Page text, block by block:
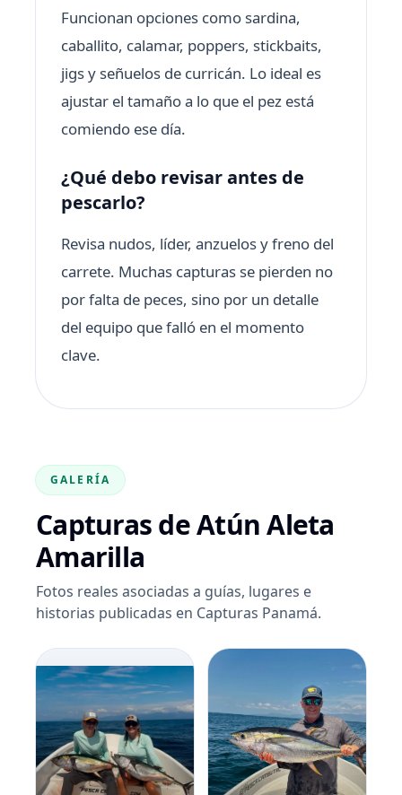
Funcionan opciones como sardina,
caballito, calamar, poppers, stickbaits,
jigs y señuelos de curricán. Lo ideal es
ajustar el tamaño a lo que el pez está
comiendo ese día.
¿Qué debo revisar antes de
pescarlo?
Revisa nudos, líder, anzuelos y freno del
carrete. Muchas capturas se pierden no
por falta de peces, sino por un detalle
del equipo que falló en el momento
clave.
GALERÍA
Capturas de Atún Aleta
Amarilla
Fotos reales asociadas a guías, lugares e
historias publicadas en Capturas Panamá.